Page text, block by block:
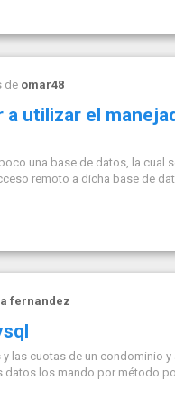
de omar48
a utilizar el
una base de datos, la cual
remoto a dicha base de
fernandez
las cuotas de un condominio
datos los mando por método